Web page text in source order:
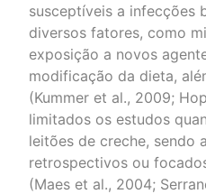
susceptíveis a infecções
diversos fatores, como
exposição a novos
modificação da dieta,
(Kummer et al., 2009;
limitados os estudos
leitões de creche, sendo
retrospectivos ou
(Maes et al., 2004;